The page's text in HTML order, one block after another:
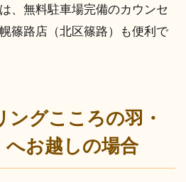
、無料駐車場完備のカウンセ
篠路店（北区篠路）も便利で
ングこころの羽・
へお越しの場合